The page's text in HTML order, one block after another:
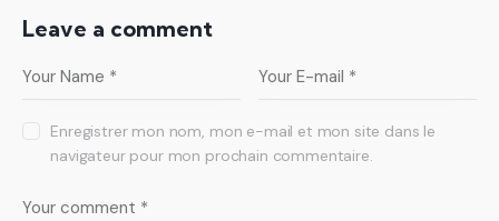
Leave a comment
Enregistrer mon nom, mon e-mail et mon site dans le
navigateur pour mon prochain commentaire.